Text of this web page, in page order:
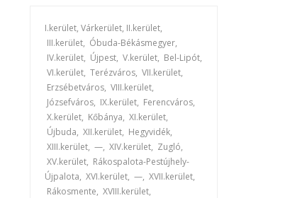
I.kerület, Várkerület, II.kerület,
III.kerület, Óbuda-Békásmegyer,
IV.kerület, Újpest, V.kerület, Bel-Lipót,
VI.kerület, Terézváros, VII.kerület,
Erzsébetváros, VIII.kerület,
Józsefváros, IX.kerület, Ferencváros,
X.kerület, Kőbánya, XI.kerület,
Újbuda, XII.kerület, Hegyvidék,
XIII.kerület, —, XIV.kerület, Zugló,
XV.kerület, Rákospalota-Pestújhely-
Újpalota, XVI.kerület, —, XVII.kerület,
Rákosmente, XVIII.kerület,